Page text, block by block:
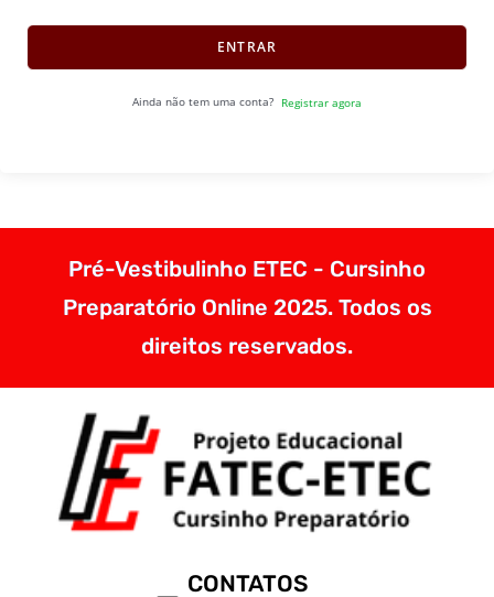
ENTRAR
Ainda não tem uma conta? Registrar agora
Pré-Vestibulinho ETEC - Cursinho
Preparatório Online 2025. Todos os
direitos reservados.
CONTATOS